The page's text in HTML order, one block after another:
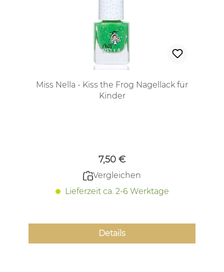
Miss Nella - Kiss the Frog Nagellack für
Kinder
7,50 €
Vergleichen
Lieferzeit ca. 2-6 Werktage
Details